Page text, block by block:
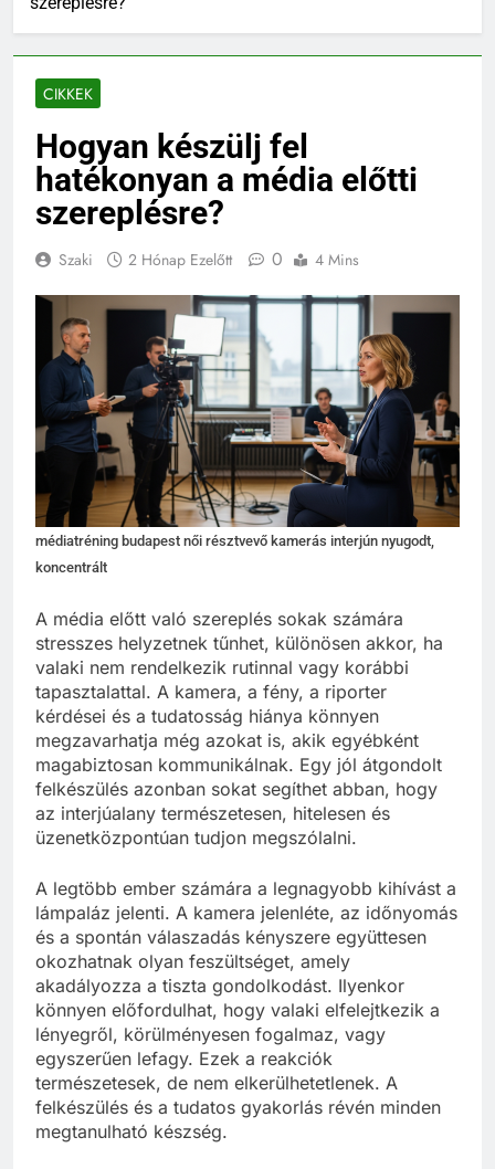
CIKKEK
Hogyan készülj fel
hatékonyan a média előtti
szereplésre?
Szaki 2 Hónap Ezelőtt 0 4 Mins
médiatréning budapest női résztvevő kamerás interjún nyugodt,
koncentrált
A média előtt való szereplés sokak számára
stresszes helyzetnek tűnhet, különösen akkor, ha
valaki nem rendelkezik rutinnal vagy korábbi
tapasztalattal. A kamera, a fény, a riporter
kérdései és a tudatosság hiánya könnyen
megzavarhatja még azokat is, akik egyébként
magabiztosan kommunikálnak. Egy jól átgondolt
felkészülés azonban sokat segíthet abban, hogy
az interjúalany természetesen, hitelesen és
üzenetközpontúan tudjon megszólalni.
A legtöbb ember számára a legnagyobb kihívást a
lámpaláz jelenti. A kamera jelenléte, az időnyomás
és a spontán válaszadás kényszere együttesen
okozhatnak olyan feszültséget, amely
akadályozza a tiszta gondolkodást. Ilyenkor
könnyen előfordulhat, hogy valaki elfelejtkezik a
lényegről, körülményesen fogalmaz, vagy
egyszerűen lefagy. Ezek a reakciók
természetesek, de nem elkerülhetetlenek. A
felkészülés és a tudatos gyakorlás révén minden
megtanulható készség.